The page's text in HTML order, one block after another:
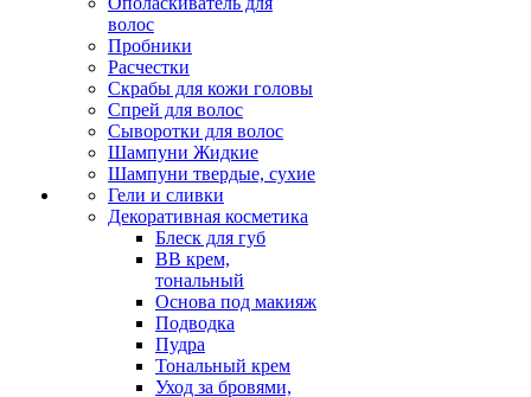
волос
Пробники
Расчестки
Скрабы для кожи головы
Спрей для волос
Сыворотки для волос
Шампуни Жидкие
Шампуни твердые, сухие
Гели и сливки
Декоративная косметика
Блеск для губ
ВВ крем,
тональный
Основа под макияж
Подводка
Пудра
Тональный крем
Уход за бровями,